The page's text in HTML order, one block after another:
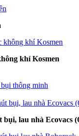
khí Kosmen
thông minh
bụi, lau nhà Ecovacs